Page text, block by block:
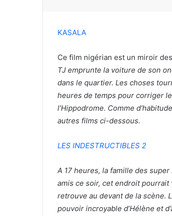
KASALA
Ce film nigérian est un miroir
TJ emprunte la voiture de son
dans le quartier. Les choses
heures de temps pour corriger
l’Hippodrome. Comme
autres films ci-dessous.
LES INDESTRUCTIBLES 2
A 17 heures, la famille des
amis ce soir, cet endroit pourrait
retrouve au devant de la scène.
pouvoir incroyable d’Hélène et